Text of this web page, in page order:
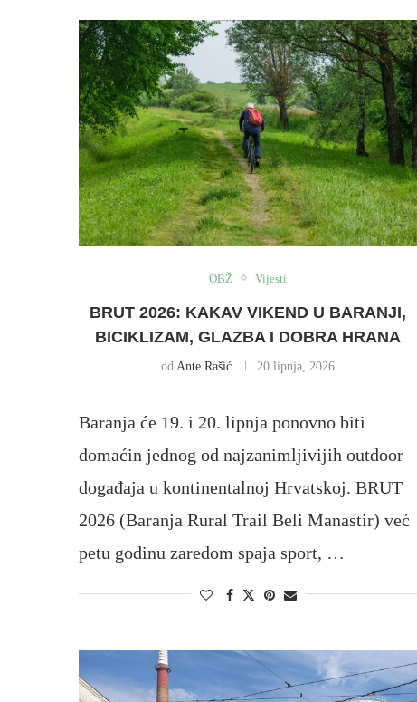
OBŽ Vijesti
BRUT 2026: KAKAV VIKEND U BARANJI,
BICIKLIZAM, GLAZBA I DOBRA HRANA
od Ante Rašić 20 lipnja, 2026
Baranja će 19. i 20. lipnja ponovno biti
domaćin jednog od najzanimljivijih outdoor
događaja u kontinentalnoj Hrvatskoj. BRUT
2026 (Baranja Rural Trail Beli Manastir) već
petu godinu zaredom spaja sport, …